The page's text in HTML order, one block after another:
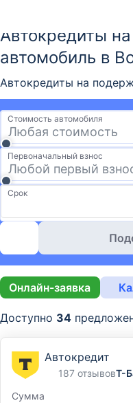
Автокредиты
автомобиль в
Автокредиты на
Стоимость автомобиля
Первоначальный взнос
Срок
Онлайн-заявка
Доступно 34
Автокредит
187 отзывовТ-
Сумма